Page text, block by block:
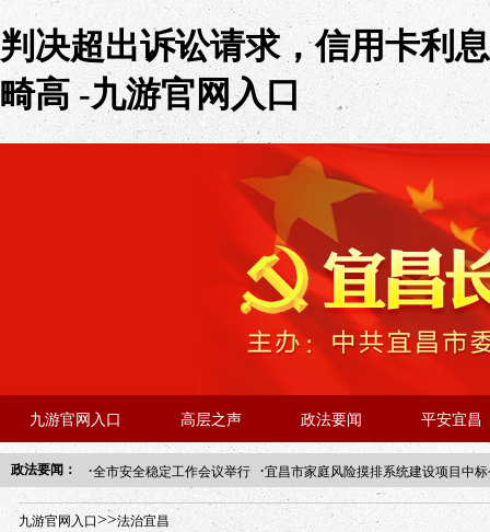
判决超出诉讼请求，信用卡利息
畸高 -九游官网入口
九游官网入口 高层之声 政法要闻 平安宜昌
政法要闻： ·全市安全稳定工作会议举行 ·宜昌市家庭风险摸排系统建设项目中
年“招才兴业”事业单位人才引进·北京站人民大学入校工作提醒
九游官网入口>>法治宜昌